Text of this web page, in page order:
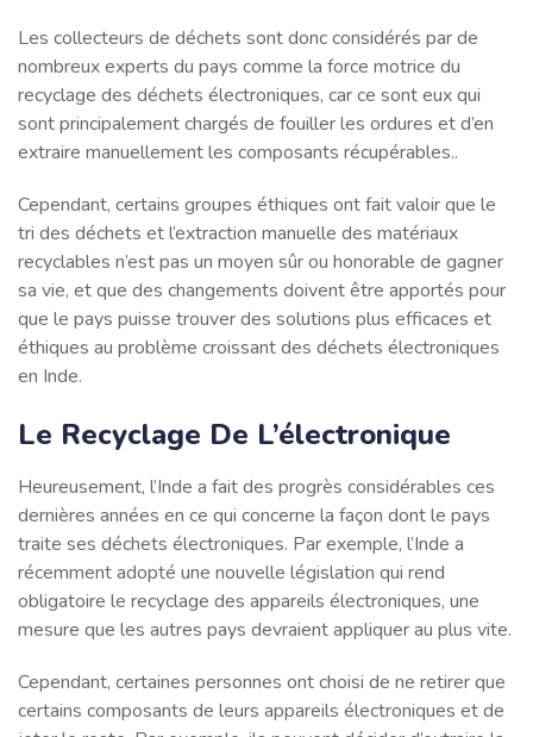
Les collecteurs de déchets sont donc considérés par de
nombreux experts du pays comme la force motrice du
recyclage des déchets électroniques, car ce sont eux qui
sont principalement chargés de fouiller les ordures et d’en
extraire manuellement les composants récupérables..
Cependant, certains groupes éthiques ont fait valoir que le
tri des déchets et l’extraction manuelle des matériaux
recyclables n’est pas un moyen sûr ou honorable de gagner
sa vie, et que des changements doivent être apportés pour
que le pays puisse trouver des solutions plus efficaces et
éthiques au problème croissant des déchets électroniques
en Inde.
Le Recyclage De L’électronique
Heureusement, l’Inde a fait des progrès considérables ces
dernières années en ce qui concerne la façon dont le pays
traite ses déchets électroniques. Par exemple, l’Inde a
récemment adopté une nouvelle législation qui rend
obligatoire le recyclage des appareils électroniques, une
mesure que les autres pays devraient appliquer au plus vite.
Cependant, certaines personnes ont choisi de ne retirer que
certains composants de leurs appareils électroniques et de